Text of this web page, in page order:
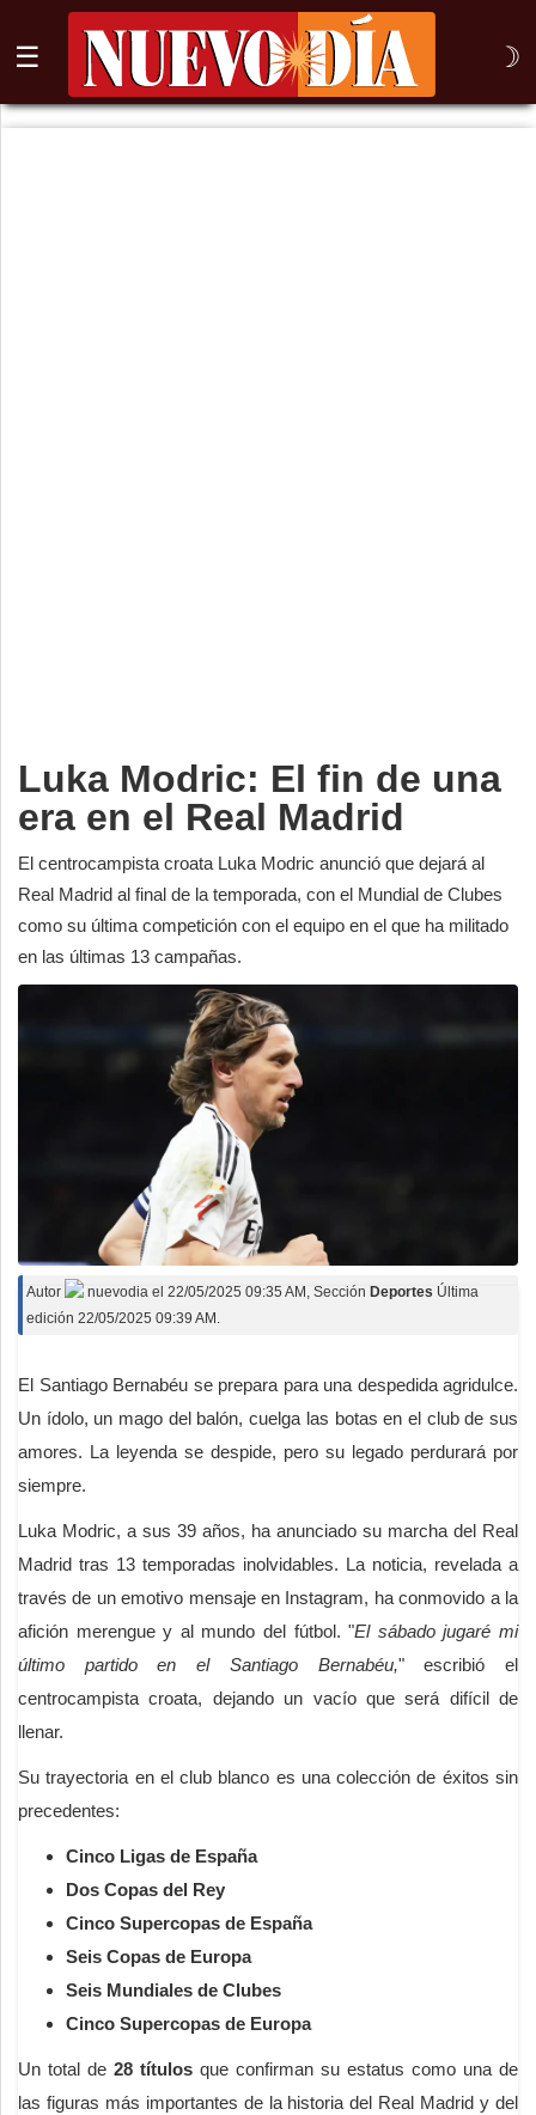
☰ ☽
⌕
Luka Modric: El fin de una
era en el Real Madrid
El centrocampista croata Luka Modric anunció que dejará al
Real Madrid al final de la temporada, con el Mundial de Clubes
como su última competición con el equipo en el que ha militado
en las últimas 13 campañas.
Autor nuevodia el 22/05/2025 09:35 AM , Sección Deportes Última
edición 22/05/2025 09:39 AM.
El Santiago Bernabéu se prepara para una despedida agridulce.
Un ídolo, un mago del balón, cuelga las botas en el club de sus
amores. La leyenda se despide, pero su legado perdurará por
siempre.
Luka Modric, a sus 39 años, ha anunciado su marcha del Real
Madrid tras 13 temporadas inolvidables. La noticia, revelada a
través de un emotivo mensaje en Instagram, ha conmovido a la
afición merengue y al mundo del fútbol. "El sábado jugaré mi
último partido en el Santiago Bernabéu," escribió el
centrocampista croata, dejando un vacío que será difícil de
llenar.
Su trayectoria en el club blanco es una colección de éxitos sin
precedentes:
Cinco Ligas de España
Dos Copas del Rey
Cinco Supercopas de España
Seis Copas de Europa
Seis Mundiales de Clubes
Cinco Supercopas de Europa
Un total de 28 títulos que confirman su estatus como una de
las figuras más importantes de la historia del Real Madrid y del